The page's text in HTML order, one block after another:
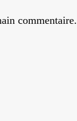
commentaire.